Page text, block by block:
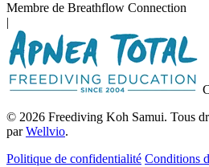
Membre de Breathflow Connection
|
© 2026 Freediving Koh Samui. Tous
parWellvio.
Politique de confidentialité Conditions